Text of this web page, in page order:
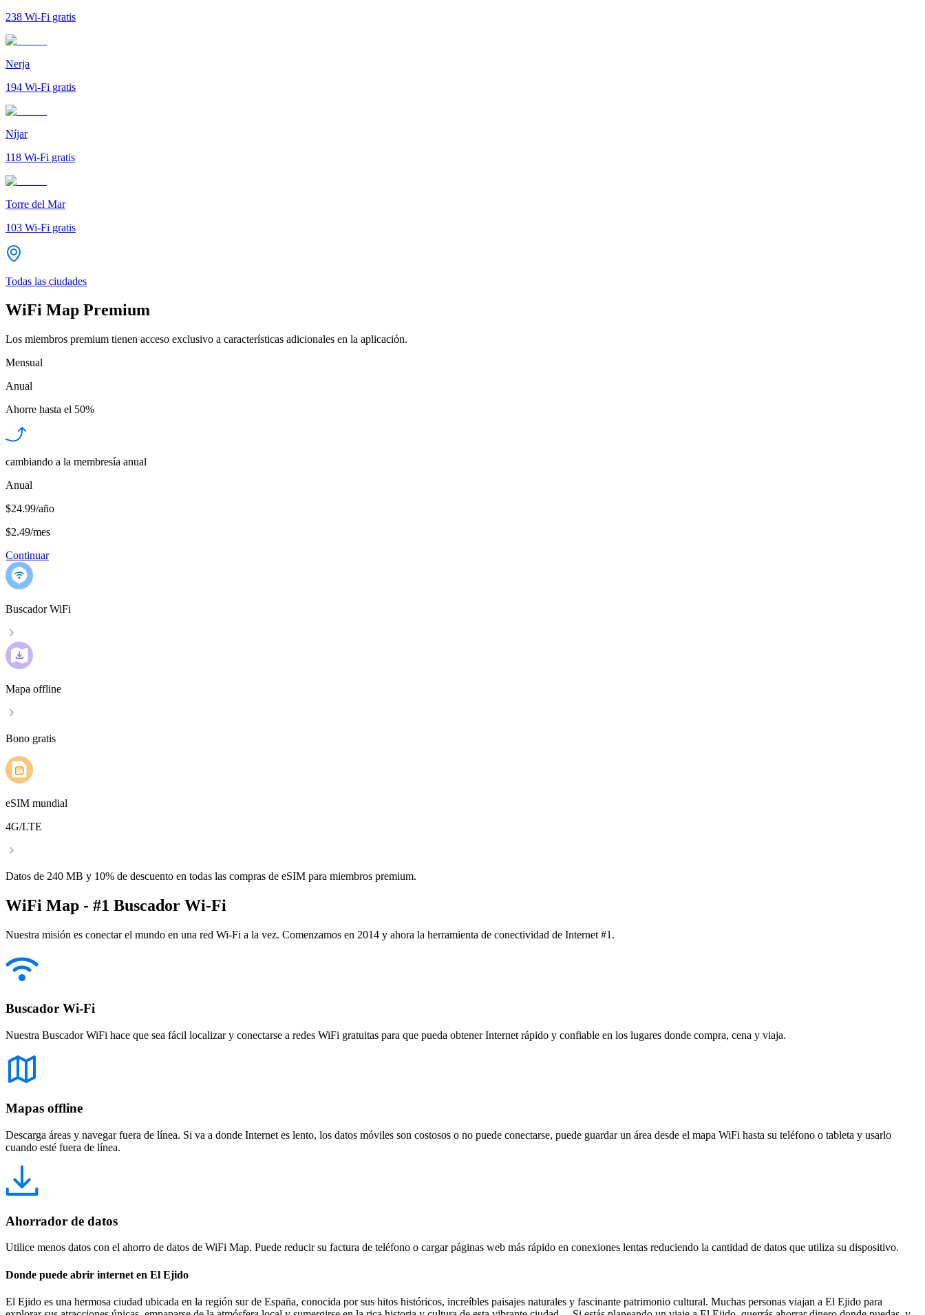
238 Wi-Fi gratis
Nerja
194 Wi-Fi gratis
Níjar
118 Wi-Fi gratis
Torre del Mar
103 Wi-Fi gratis
Todas las ciudades
WiFi Map Premium
Los miembros premium tienen acceso exclusivo a características adicionales en la aplicación.
Mensual
Anual
Ahorre hasta el 50%
cambiando a la membresía anual
Anual
$24.99/año
$2.49/mes
Continuar
Buscador WiFi
Mapa offline
Bono gratis
eSIM mundial
4G/LTE
Datos de 240 MB y 10% de descuento en todas las compras de eSIM para miembros premium.
WiFi Map - #1 Buscador Wi-Fi
Nuestra misión es conectar el mundo en una red Wi-Fi a la vez. Comenzamos en 2014 y ahora la herramienta de conectividad de Internet #1.
Buscador Wi-Fi
Nuestra Buscador WiFi hace que sea fácil localizar y conectarse a redes WiFi gratuitas para que pueda obtener Internet rápido y confiable en los lugares donde compra, cena y viaja.
Mapas offline
Descarga áreas y navegar fuera de línea. Si va a donde Internet es lento, los datos móviles son costosos o no puede conectarse, puede guardar un área desde el mapa WiFi hasta su teléfono o tableta y usarlo
cuando esté fuera de línea.
Ahorrador de datos
Utilice menos datos con el ahorro de datos de WiFi Map. Puede reducir su factura de teléfono o cargar páginas web más rápido en conexiones lentas reduciendo la cantidad de datos que utiliza su dispositivo.
Donde puede abrir internet en El Ejido
El Ejido es una hermosa ciudad ubicada en la región sur de España, conocida por sus hitos históricos, increíbles paisajes naturales y fascinante patrimonio cultural. Muchas personas viajan a El Ejido para